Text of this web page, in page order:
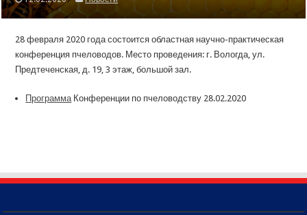
28 февраля 2020 года состоится областная научно-практическая
конференция пчеловодов. Место проведения: г. Вологда, ул.
Предтеченская, д. 19, 3 этаж, большой зал.
ПрограммаКонференции по пчеловодству 28.02.2020